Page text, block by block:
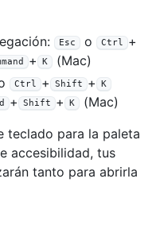
Esc o Ctrl +
+ K
(Mac)
Ctrl + Shift + K
+ Shift + K
(Mac)
teclado para la paleta
accesibilidad, tus
tanto para abrirla